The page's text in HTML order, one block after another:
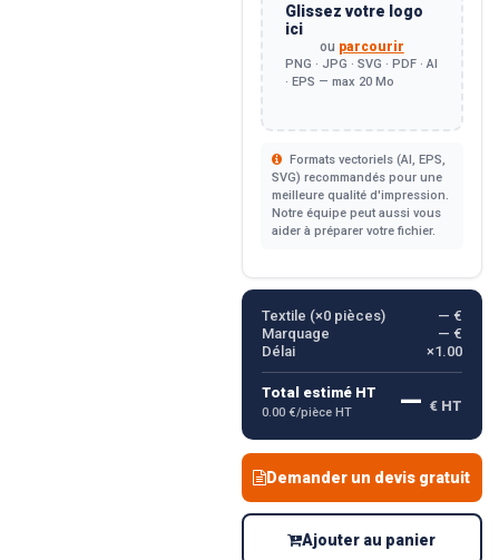
Glissez votre logo
ici
ou parcourir
PNG · JPG · SVG · PDF · AI
· EPS — max 20 Mo
Formats vectoriels (AI, EPS,
SVG) recommandés pour une
meilleure qualité d'impression.
Notre équipe peut aussi vous
aider à préparer votre fichier.
Textile (×0pièces)
— €
Marquage
— €
Délai
×1.00
Total estimé HT
0.00 €/pièce HT — € HT
Demander un devis gratuit
Ajouter au panier